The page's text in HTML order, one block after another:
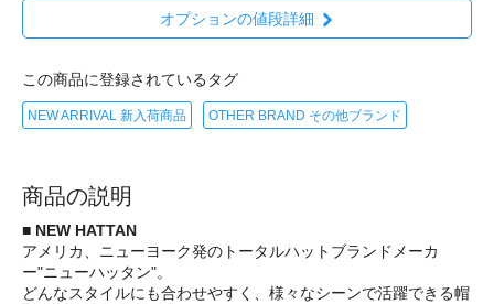
オプションの値段詳細
この商品に登録されているタグ
NEW ARRIVAL 新入荷商品 OTHER BRAND その他ブランド
商品の説明
■ NEW HATTAN
アメリカ、ニューヨーク発のトータルハットブランドメーカ
ー"ニューハッタン"。
どんなスタイルにも合わせやすく、様々なシーンで活躍できる帽